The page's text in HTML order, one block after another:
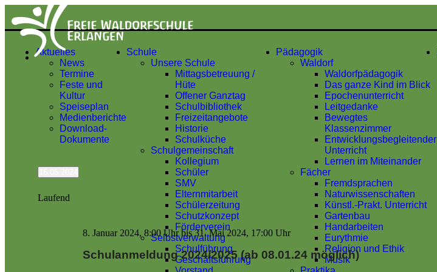
Aktuelles
News
Termine
Feste und
Kultur
Speiseplan
Medienberichte
Download-
Dokumente
Schule
Unsere Schule
Mittagsbetreuung /
Hüte
Offener Ganztag
Schulbibliothek
Freizeitangebote
Historie
Schulküche
Schulgemeinschaft
Kollegium
Schüler
SMV
Elternmitarbeit
Schülerzeitung
Schutzkonzept
Förderverein
Selbstverwaltung
Schulführung
Geschäftsführung
Pädagogik
Waldorf
Waldorfpädagogik
Das ganze Kind im Blick
Epochenunterricht
Leitgedanke
Bewegtes
Klassenzimmer
Entwicklungsbegleitender
Unterricht
Lernen im Miteinander
Fächer
Fremdsprachen
Naturwissenschaften
Künstl.-Prakt. Unterricht
Gartenbau
Handarbeiten
Eurythmie
Religion und Ethik
Musik
wählen.
Laufend
8. Januar 2024, 8:00 Uhrbis31. Mai 2024, 17:00 Uhr
Schulanmeldung 2024/2025 (ab 08.01.24 möglich)